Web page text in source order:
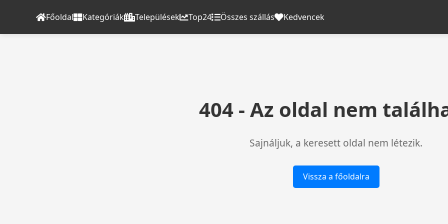
Főoldal Kategóriák Települések Top24 Összes szállás Kedvencek
404 - Az oldal nem
Sajnáljuk, a keresett oldal nem létezik.
Vissza a főoldalra